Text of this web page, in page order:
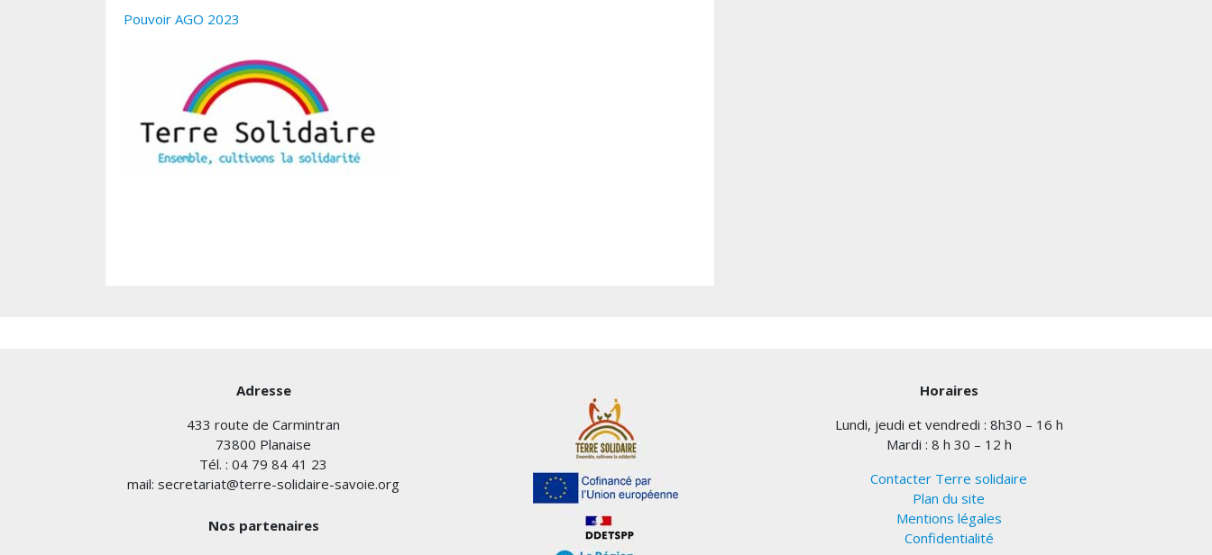
Pouvoir AGO 2023
Adresse
433 route de Carmintran
73800 Planaise
Tél. : 04 79 84 41 23
mail: secretariat@terre-solidaire-savoie.org
Nos partenaires
Horaires
Lundi, jeudi et vendredi : 8h30 – 16 h
Mardi : 8 h 30 – 12 h
Contacter Terre solidaire
Plan du site
Mentions légales
Confidentialité